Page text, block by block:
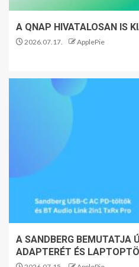
A QNAP HIVATALOSAN IS
2026.07.17. ApplePie
A SANDBERG BEMUTATJA
ADAPTERÉT ÉS